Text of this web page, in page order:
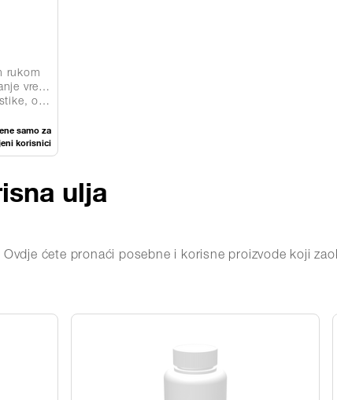
rukom
vrećice
udarce
samo za
korisnici
ulja
ćete pronaći posebne i korisne proizvode koji